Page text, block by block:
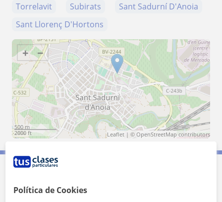
Torrelavit
Subirats
Sant Sadurní D'Anoia
Sant Llorenç D'Hortons
+ −
500 m
2000 ft
Leaflet | © OpenStreetMap contributors
Política de Cookies